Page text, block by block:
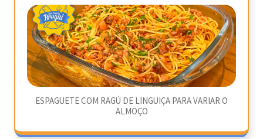
ESPAGUETE COM RAGÚ DE LINGUIÇA PARA VARIAR O
ALMOÇO